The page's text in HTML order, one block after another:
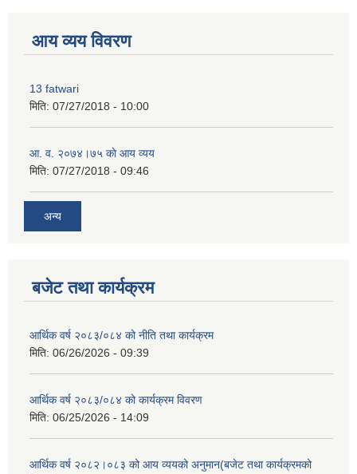
आय व्यय विवरण
13 fatwari
मिति: 07/27/2018 - 10:00
आ‍. व. २०७४।७५ काे आय व्यय
मिति: 07/27/2018 - 09:46
अन्य
बजेट तथा कार्यक्रम
आर्थिक वर्ष २०८३/०८४ को नीति तथा कार्यक्रम
मिति: 06/26/2026 - 09:39
आर्थिक वर्ष २०८३/०८४ को कार्यक्रम विवरण
मिति: 06/25/2026 - 14:09
आर्थिक वर्ष २०८२।०८३ को आय व्ययको अनुमान(बजेट तथा कार्यक्रमको